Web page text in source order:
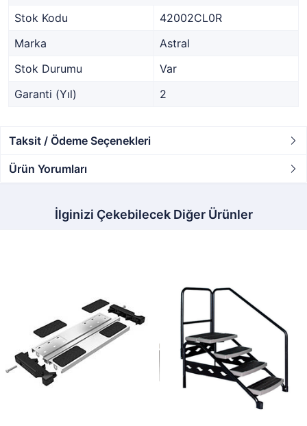
Stok Kodu
42002CL0R
Marka
Astral
Stok Durumu
Var
Garanti (Yıl)
2
Taksit / Ödeme Seçenekleri
Ürün Yorumları
İlginizi Çekebilecek Diğer Ürünler